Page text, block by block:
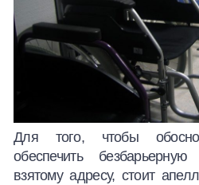
Для того, чтобы
обеспечить
взятому адресу, стоит